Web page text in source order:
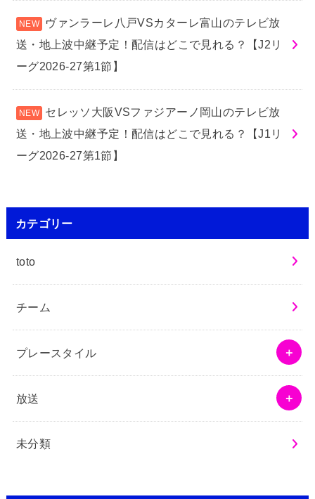
ヴァンラーレ八戸VSカターレ富山のテレビ放
送・地上波中継予定！配信はどこで見れる？【J2リ
ーグ2026-27第1節】
セレッソ大阪VSファジアーノ岡山のテレビ放
送・地上波中継予定！配信はどこで見れる？【J1リ
ーグ2026-27第1節】
カテゴリー
toto
チーム
プレースタイル
放送
未分類